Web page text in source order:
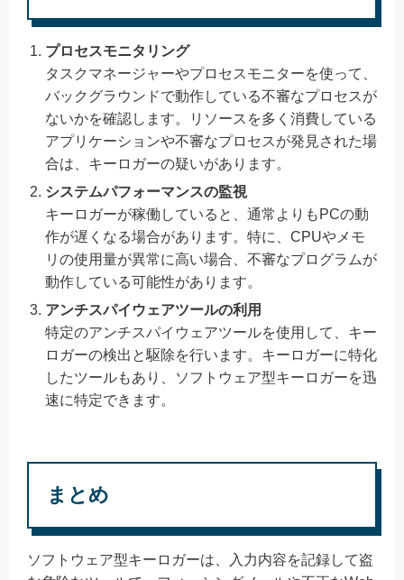
プロセスモニタリング
タスクマネージャーやプロセスモニターを使って、
バックグラウンドで動作している不審なプロセスが
ないかを確認します。リソースを多く消費している
アプリケーションや不審なプロセスが発見された場
合は、キーロガーの疑いがあります。
システムパフォーマンスの監視
キーロガーが稼働していると、通常よりもPCの動
作が遅くなる場合があります。特に、CPUやメモ
リの使用量が異常に高い場合、不審なプログラムが
動作している可能性があります。
アンチスパイウェアツールの利用
特定のアンチスパイウェアツールを使用して、キー
ロガーの検出と駆除を行います。キーロガーに特化
したツールもあり、ソフトウェア型キーロガーを迅
速に特定できます。
まとめ
ソフトウェア型キーロガーは、入力内容を記録して盗